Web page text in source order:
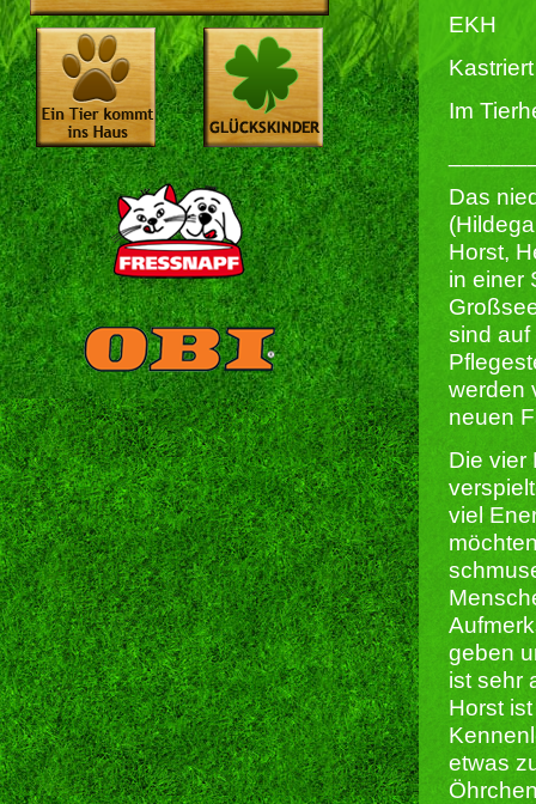
EKH
Im
Das
Horst,
in einer
sind auf
werden
neuen
Die vier
viel
geben
ist sehr
Horst
etwas